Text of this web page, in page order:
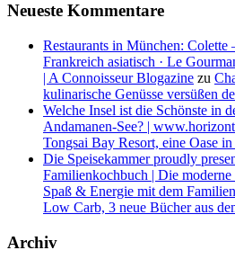
Neueste Kommentare
Restaurants in München: Colette
Frankreich asiatisch · Le
| A Connoisseur Blogazine zu
kulinarische Genüsse versüßen
Welche Insel ist die Schönste in
Andamanen-See? |
Tongsai Bay Resort, eine Oase
Die Speisekammer proudly
Familienkochbuch | Die moderne
Spaß & Energie mit dem
Low Carb, 3 neue Bücher aus
Archiv